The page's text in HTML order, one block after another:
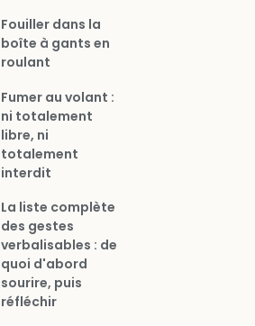
Fouiller dans la
boîte à gants en
roulant
Fumer au volant :
ni totalement
libre, ni
totalement
interdit
La liste complète
des gestes
verbalisables : de
quoi d'abord
sourire, puis
réfléchir